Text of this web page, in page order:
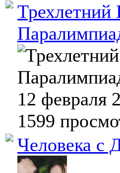
Трехлетний
12 февраля
1599
Человека с